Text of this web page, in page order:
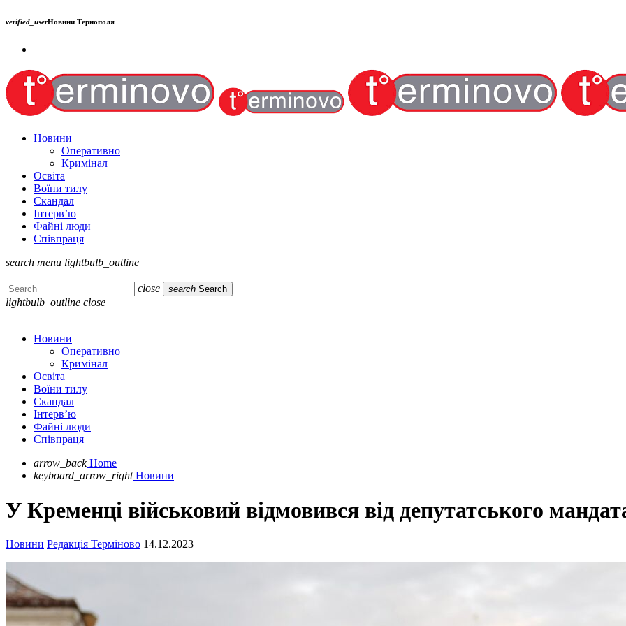
verified_userНовини Тернополя
Новини
Оперативно
Кримінал
Освіта
Воїни тилу
Скандал
Інтерв’ю
Файні люди
Співпраця
search menu lightbulb_outline
close search Search
lightbulb_outline close
Новини
Оперативно
Кримінал
Освіта
Воїни тилу
Скандал
Інтерв’ю
Файні люди
Співпраця
arrow_back Home
keyboard_arrow_right Новини
У Кременці військовий відмовився від депутатського
Новини Редакція Терміново 14.12.2023